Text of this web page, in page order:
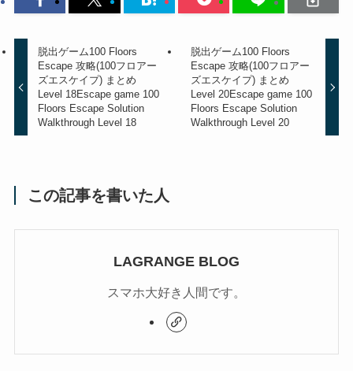
脱出ゲーム100 Floors
Escape 攻略(100フロアー
ズエスケイプ) まとめ
Level 18Escape game 100
Floors Escape Solution
Walkthrough Level 18
脱出ゲーム100 Floors
Escape 攻略(100フロアー
ズエスケイプ) まとめ
Level 20Escape game 100
Floors Escape Solution
Walkthrough Level 20
この記事を書いた人
LAGRANGE BLOG
スマホ大好き人間です。